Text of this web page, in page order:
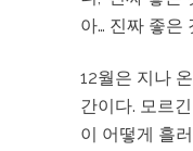
아… 진짜 좋은
12월은 지나
간이다. 모르
이 어떻게 흘